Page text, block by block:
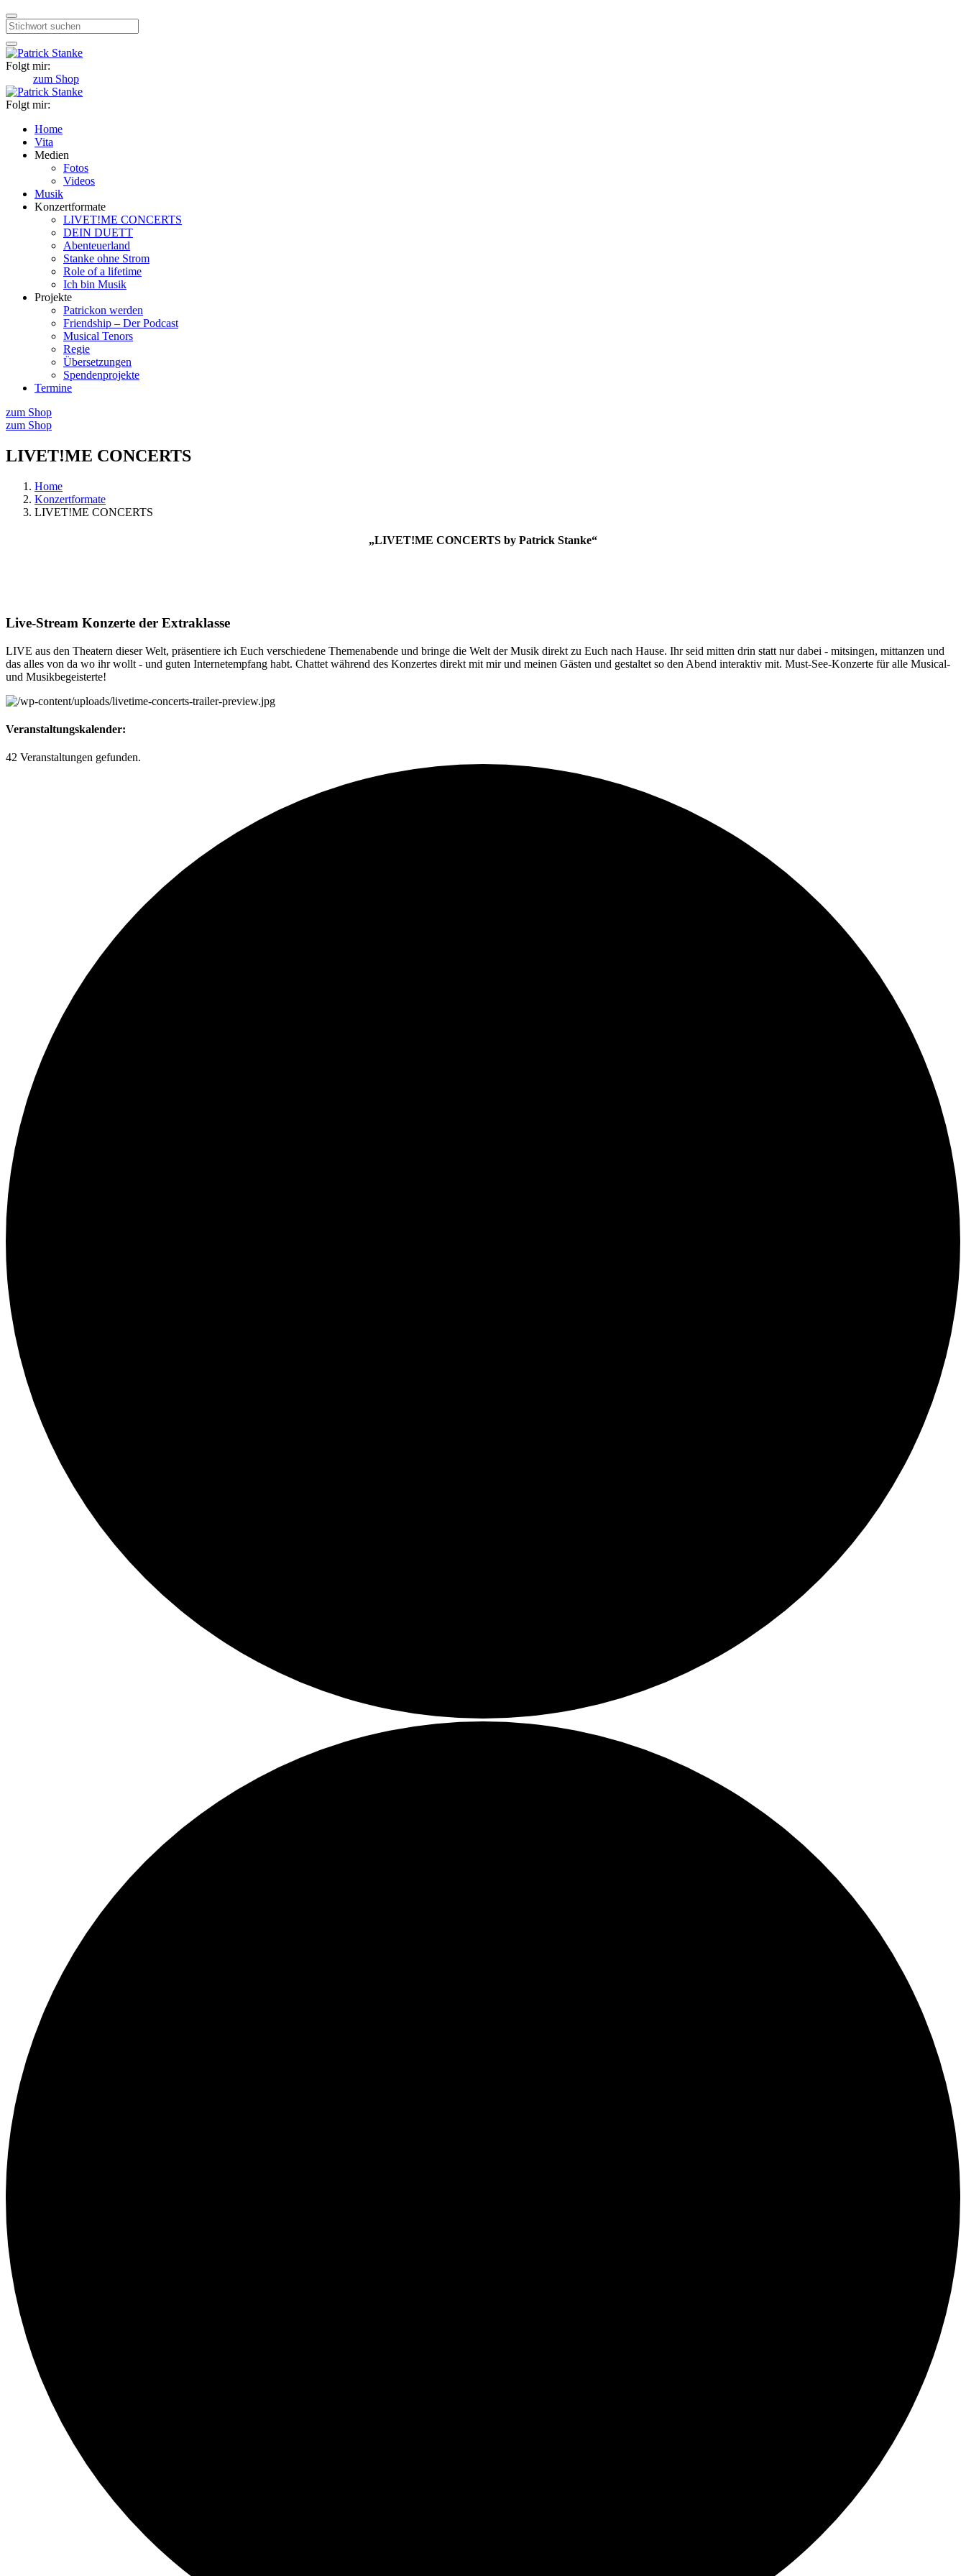
Suche
Folgt mir:
zum Shop
Folgt mir:
Home
Vita
Medien
Fotos
Videos
Musik
Konzertformate
LIVET!ME CONCERTS
DEIN DUETT
Abenteuerland
Stanke ohne Strom
Role of a lifetime
Ich bin Musik
Projekte
Patrickon werden
Friendship – Der Podcast
Musical Tenors
Regie
Übersetzungen
Spendenprojekte
Termine
zum Shop
zum Shop
LIVET!ME CONCERTS
Home
Konzertformate
LIVET!ME CONCERTS
„LIVET!ME CONCERTS by Patrick Stanke“
Live-Stream Konzerte der Extraklasse
LIVE aus den Theatern dieser Welt, präsentiere ich Euch verschiedene Themenabende und bringe die Welt der Musik direkt zu Euch nach Hause. Ihr seid mitten drin statt nur dabei - mitsingen, mittanzen und
das alles von da wo ihr wollt - und guten Internetempfang habt. Chattet während des Konzertes direkt mit mir und meinen Gästen und gestaltet so den Abend interaktiv mit. Must-See-Konzerte für alle Musical-
und Musikbegeisterte!
Veranstaltungskalender:
42 Veranstaltungen gefunden.